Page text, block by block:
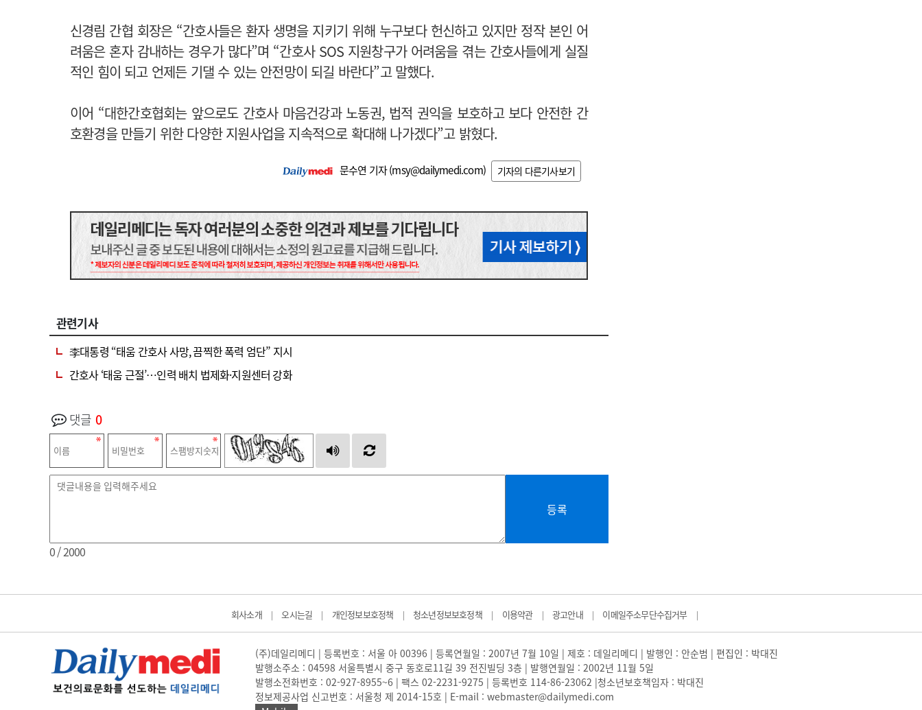
신경림 간협 회장은 “간호사들은 환자 생명을 지키기 위해 누구보다 헌신하고 있지만 정작 본인 어
려움은 혼자 감내하는 경우가 많다”며 “간호사 SOS 지원창구가 어려움을 겪는 간호사들에게 실질
적인 힘이 되고 언제든 기댈 수 있는 안전망이 되길 바란다”고 말했다.
이어 “대한간호협회는 앞으로도 간호사 마음건강과 노동권, 법적 권익을 보호하고 보다 안전한 간
호환경을 만들기 위한 다양한 지원사업을 지속적으로 확대해 나가겠다”고 밝혔다.
문수연 기자 (msy@dailymedi.com) 기자의 다른기사보기
관련기사
李대통령 “태움 간호사 사망, 끔찍한 폭력 엄단” 지시
간호사 ‘태움 근절’…인력 배치 법제화·지원센터 강화
댓글 0
등록
0/ 2000
회사소개 | 오시는길 | 개인정보보호정책 | 청소년정보보호정책 | 이용약관 | 광고안내 | 이메일주소무단수집거부 |
(주)데일리메디 | 등록번호 : 서울 아 00396 | 등록연월일 : 2007년 7월 10일 | 제호 : 데일리메디 | 발행인 : 안순범 | 편집인 : 박대진
발행소주소 : 04598 서울특별시 중구 동호로11길 39 전진빌딩 3층 | 발행연월일 : 2002년 11월 5일
발행소전화번호 : 02-927-8955~6 | 팩스 02-2231-9275 | 등록번호 114-86-23062 |청소년보호책임자 : 박대진
정보제공사업 신고번호 : 서울청 제 2014-15호 | E-mail : webmaster@dailymedi.com